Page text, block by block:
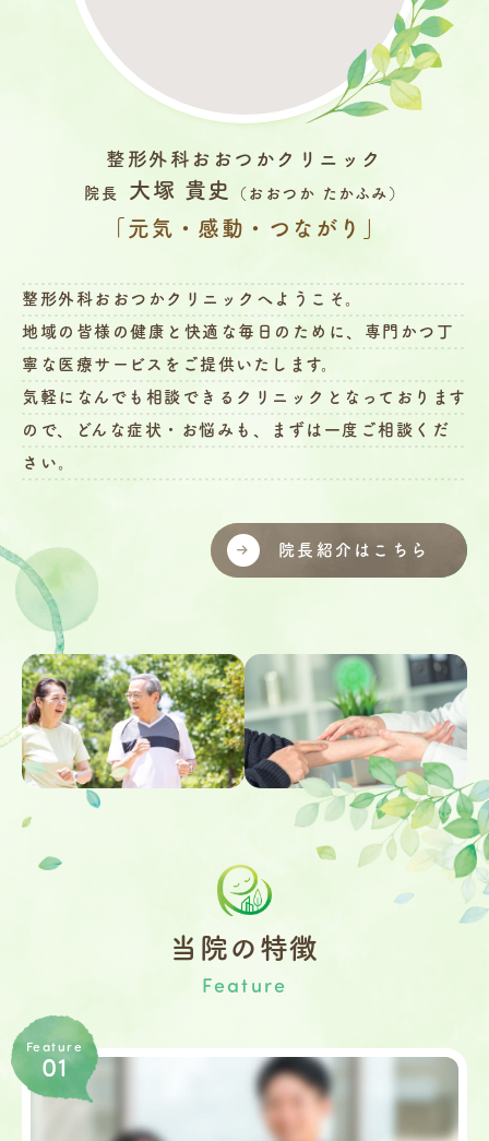
「元気・感動・つながり」
整形外科おおつかクリニックへようこそ。
地域の皆様の健康と快適な毎日のために、専門かつ丁
寧な医療サービスをご提供いたします。
気軽になんでも相談できるクリニックとなっております
ので、どんな症状・お悩みも、まずは一度ご相談くだ
さい。
院長紹介はこちら
整形外科おおつかクリニック
院長 大塚 貴史 （おおつか たかふみ）
当院の特徴
Feature
Feature
01